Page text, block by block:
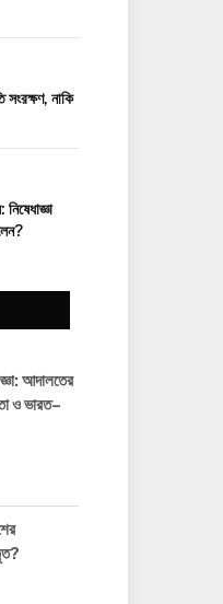
নাকি
আদালতের
ও ভারত–